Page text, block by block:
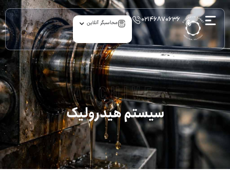
۰۲۱۴۶۸۷۰۶۳۶ محاسبگر آنلاین
archive
سیستم‌ هیدرولیک